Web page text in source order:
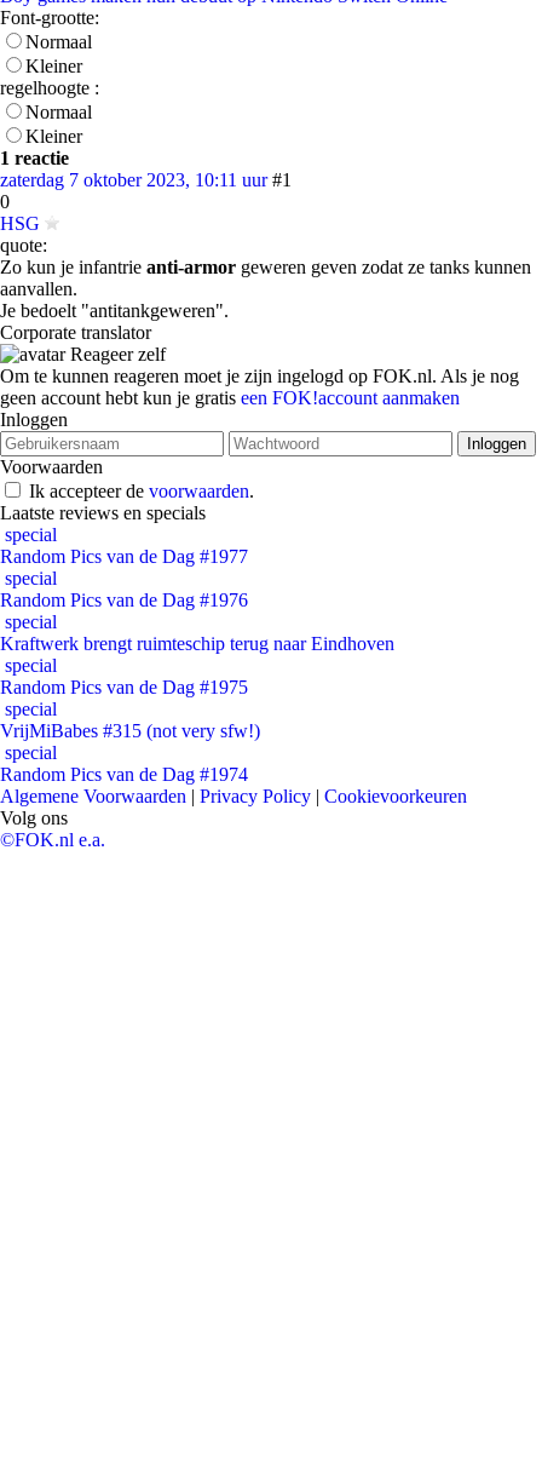
Font-grootte:
Normaal
Kleiner
regelhoogte :
Normaal
Kleiner
1 reactie
zaterdag 7 oktober 2023, 10:11 uur #1
0
HSG
quote:
Zo kun je infantrie anti-armor geweren geven zodat ze tanks kunnen
aanvallen.
Je bedoelt "antitankgeweren".
Corporate translator
Reageer zelf
Om te kunnen reageren moet je zijn ingelogd op FOK.nl. Als je nog
geen account hebt kun je gratis een FOK!account aanmaken
Inloggen
Voorwaarden
Ik accepteer de voorwaarden.
Laatste reviews en specials
special
Random Pics van de Dag #1977
special
Random Pics van de Dag #1976
special
Kraftwerk brengt ruimteschip terug naar Eindhoven
special
Random Pics van de Dag #1975
special
VrijMiBabes #315 (not very sfw!)
special
Random Pics van de Dag #1974
Algemene Voorwaarden | Privacy Policy | Cookievoorkeuren
Volg ons
©FOK.nl e.a.